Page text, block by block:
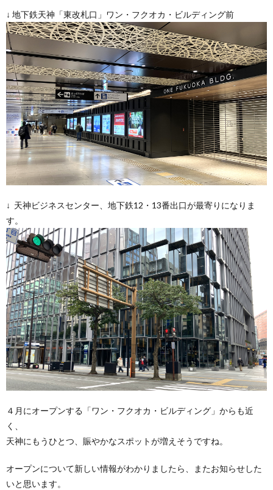
↓ 地下鉄天神「東改札口」ワン・フクオカ・ビルディング前
↓ 天神ビジネスセンター、地下鉄12・13番出口が最寄りになりま
す。
４月にオープンする「ワン・フクオカ・ビルディング」からも近
く、
天神にもうひとつ、賑やかなスポットが増えそうですね。
オープンについて新しい情報がわかりましたら、またお知らせした
いと思います。